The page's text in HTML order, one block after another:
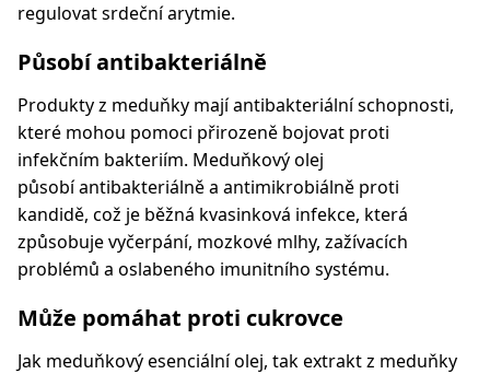
regulovat srdeční arytmie.
Působí antibakteriálně
Produkty z meduňky mají antibakteriální schopnosti,
které mohou pomoci přirozeně bojovat proti
infekčním bakteriím. Meduňkový olej
působí antibakteriálně a antimikrobiálně proti
kandidě, což je běžná kvasinková infekce, která
způsobuje vyčerpání, mozkové mlhy, zažívacích
problémů a oslabeného imunitního systému.
Může pomáhat proti cukrovce
Jak meduňkový esenciální olej, tak extrakt z meduňky